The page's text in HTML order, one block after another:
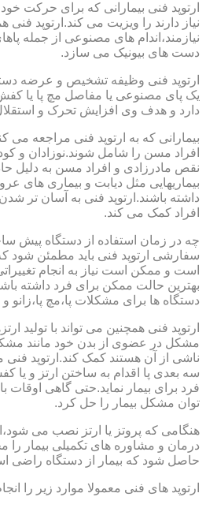
ارتوپد فنی بیمارانی که برای حرکت
نیاز دارند را ویزیت می کند.ارتوپد فنی
نیازمند،اندام های مصنوعی از جمله
دست های بیونیک می سازد.
ارتوپد فنی وظیفه تشخیص و عرضه
یک پای مصنوعی یا مفاصل مچ پا یا
دارد و هدف وی افزایش تحرک و
بیمارانی که به ارتوپد فنی مراجعه می
افراد مسن را شامل شوند.نوزادان و
نقص مادرزادی و افراد مسن به دلیل
بیماریهایی مثل دیابت و بیماری های
داشته باشند.ارتوپد فنی به آسان تر
افراد کمک می کند.
چه در زمان استفاده از دستگاه پیش
سفارشی ارتوپد فنی باید مطمئن شود
است و ممکن است نیاز به انجام
بهترین حالت ممکن برای فرد داشته
دستگاه ها برای مشکلات پا،مچ
ارتوپد فنی همچنین می تواند با تولید
مشکل در عضوی از بدن خود مانند
ناشی از آن هستند کمک کند.ارتوپد فنی
سه بعدی پا اقدام به ساختن ارتز و
فرد برای بیمار نماید.حتی گاهی
توان مشکل بیمار را حل کرد.
هنگامی که پروتز یا ارتز نصب می
درمان و مشاوره های تکمیلی بیمار را
حاصل شود که بیمار از دستگاه راضی
ارتوپد های فنی معمولا موارد زیر را